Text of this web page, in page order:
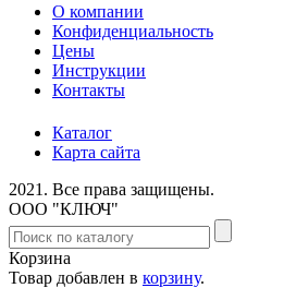
О компании
Конфиденциальность
Цены
Инструкции
Контакты
Каталог
Карта сайта
2021. Все права защищены.
ООО "КЛЮЧ"
Корзина
Товар добавлен в корзину.